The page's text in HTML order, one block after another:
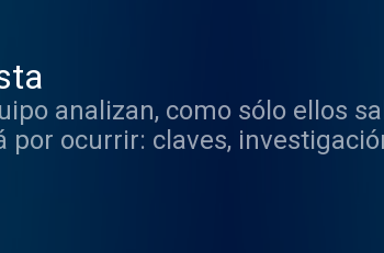
analizan, como sólo ellos
por ocurrir: claves,